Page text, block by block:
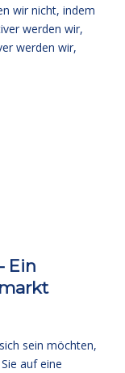
wir nicht, indem
werden wir,
werden wir,
Ein
sein möchten,
auf eine